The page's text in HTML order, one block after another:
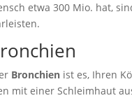
etwa 300 Mio. hat,
Bronchien ist es, Ihren
mit einer Schleimhaut